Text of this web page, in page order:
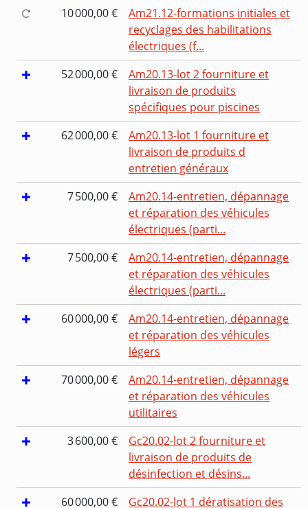
10 000,00 €
Am21.12-formations initiales et
recyclages des habilitations
électriques (f...
52 000,00 €
Am20.13-lot 2 fourniture et
livraison de produits
spécifiques pour piscines
62 000,00 €
Am20.13-lot 1 fourniture et
livraison de produits d
entretien généraux
7 500,00 €
Am20.14-entretien, dépannage
et réparation des véhicules
électriques (parti...
7 500,00 €
Am20.14-entretien, dépannage
et réparation des véhicules
électriques (parti...
60 000,00 €
Am20.14-entretien, dépannage
et réparation des véhicules
légers
70 000,00 €
Am20.14-entretien, dépannage
et réparation des véhicules
utilitaires
3 600,00 €
Gc20.02-lot 2 fourniture et
livraison de produits de
désinfection et désins...
60 000,00 €
Gc20.02-lot 1 dératisation des